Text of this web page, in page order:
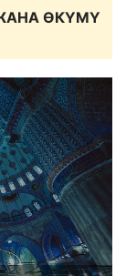
ӨКҮМҮ